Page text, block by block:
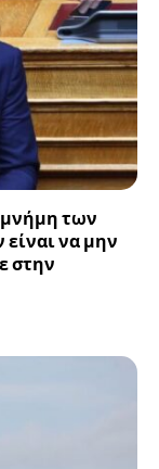
μνήμη των
να μην
στην